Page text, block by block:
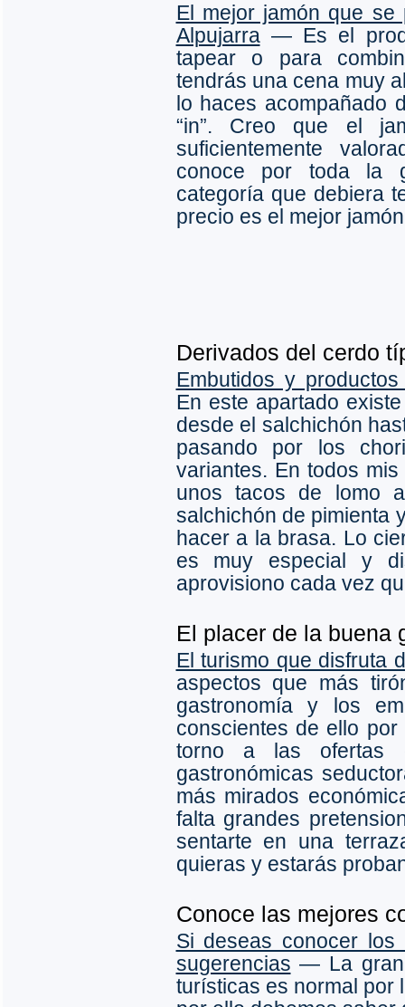
El mejor jamón que
Alpujarra― Es el
tapear o para
tendrás una cena muy
lo haces acompañado
“in”. Creo que el
suficientemente
conoce por toda la
categoría que debiera
precio es el mejor
Derivados del cerdo
Embutidos y
En este apartado
desde el salchichón
pasando por los
variantes. En todos
unos tacos de lomo
salchichón de pimienta
hacer a la brasa. Lo
es muy especial y
aprovisiono cada vez
El placer de la buena
El turismo que disfruta
aspectos que más
gastronomía y los
conscientes de ello
torno a las ofertas
gastronómicas
más mirados
falta grandes
sentarte en una
quieras y estarás
Conoce las mejores
Si deseas conocer los
sugerencias ― La gran
turísticas es normal por